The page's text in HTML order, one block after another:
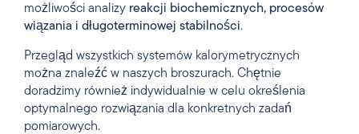
możliwości analizy reakcji biochemicznych, procesów
wiązania i długoterminowej stabilności.
Przegląd wszystkich systemów kalorymetrycznych
można znaleźć w naszych broszurach. Chętnie
doradzimy również indywidualnie w celu określenia
optymalnego rozwiązania dla konkretnych zadań
pomiarowych.